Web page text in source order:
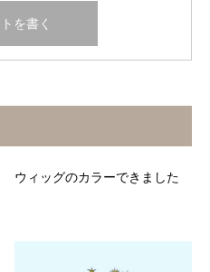
ウィッグのカラーできました